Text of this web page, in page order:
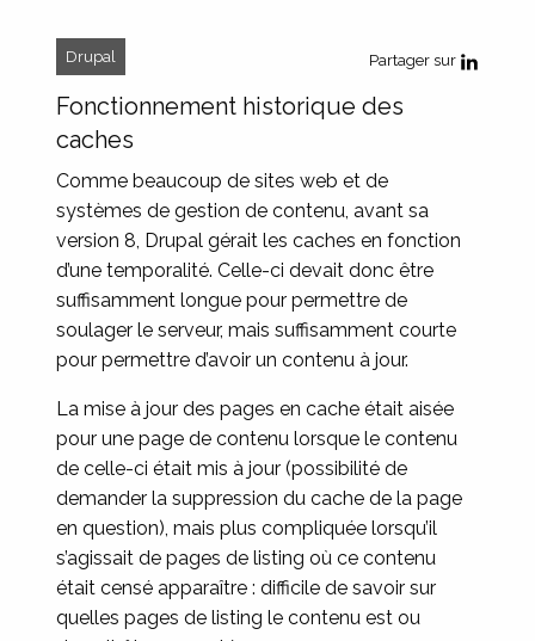
Drupal Partager sur
Fonctionnement historique des
caches
Comme beaucoup de sites web et de
systèmes de gestion de contenu, avant sa
version 8, Drupal gérait les caches en fonction
d’une temporalité. Celle-ci devait donc être
suffisamment longue pour permettre de
soulager le serveur, mais suffisamment courte
pour permettre d’avoir un contenu à jour.
La mise à jour des pages en cache était aisée
pour une page de contenu lorsque le contenu
de celle-ci était mis à jour (possibilité de
demander la suppression du cache de la page
en question), mais plus compliquée lorsqu’il
s’agissait de pages de listing où ce contenu
était censé apparaître : difficile de savoir sur
quelles pages de listing le contenu est ou